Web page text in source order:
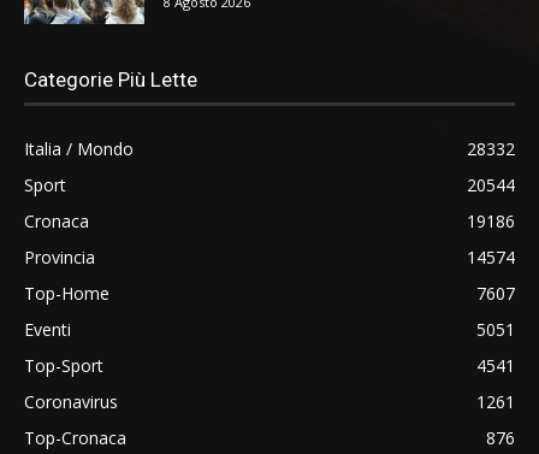
Categorie Più Lette
Italia / Mondo
28332
Sport
20544
Cronaca
19186
Provincia
14574
Top-Home
7607
Eventi
5051
Top-Sport
4541
Coronavirus
1261
Top-Cronaca
876